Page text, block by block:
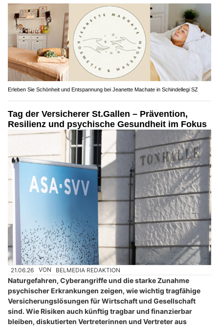
Erleben Sie Schönheit und Entspannung bei Jeanette Machate in Schindellegi SZ
Tag der Versicherer St.Gallen – Prävention,
Resilienz und psychische Gesundheit im Fokus
21.06.26 VON BELMEDIA REDAKTION
Naturgefahren, Cyberangriffe und die starke Zunahme
psychischer Erkrankungen zeigen, wie wichtig tragfähige
Versicherungslösungen für Wirtschaft und Gesellschaft
sind. Wie Risiken auch künftig tragbar und finanzierbar
bleiben, diskutierten Vertreterinnen und Vertreter aus